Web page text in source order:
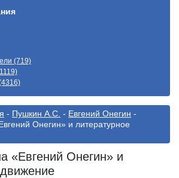
(719)
- Пушкин А.С. - Евгений Онегин -
Онегин» и литературное
«Евгений Онегин» и